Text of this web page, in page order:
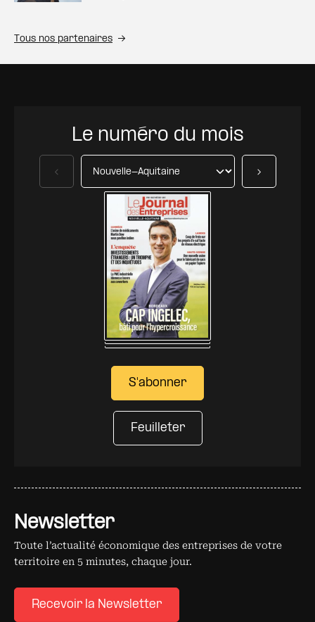
Tous nos partenaires
Newsletter
Toute l’actualité économique des entreprises de votre
territoire en 5 minutes, chaque jour.
Recevoir la Newsletter
Le numéro du mois
S'abonner
Feuilleter
Précédent Suivant